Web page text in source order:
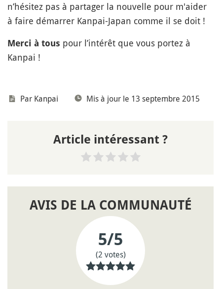
n’hésitez pas à partager la nouvelle pour m'aider
à faire démarrer Kanpai-Japan comme il se doit !
Merci à tous pour l’intérêt que vous portez à
Kanpai !
Par Kanpai Mis à jour le 13 septembre 2015
Article intéressant ?
AVIS DE LA COMMUNAUTÉ
5/5
(2 votes)